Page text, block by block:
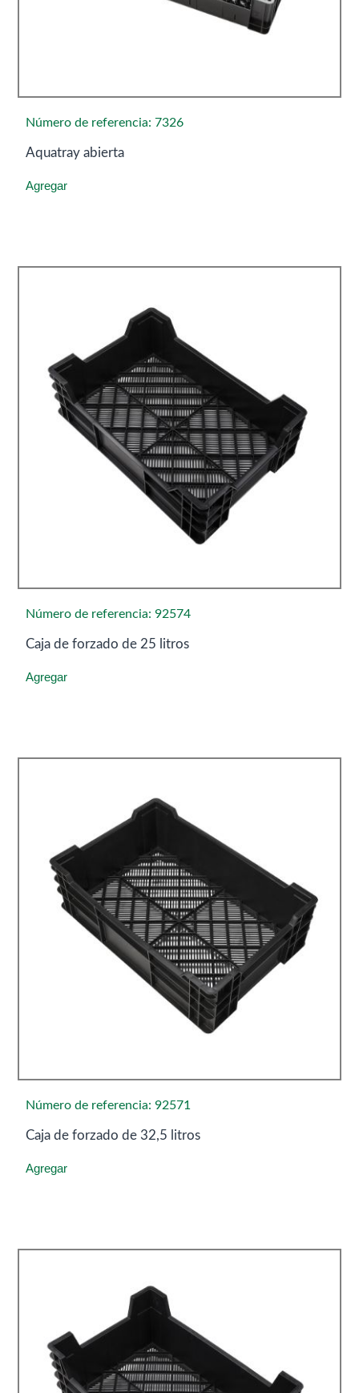
Número de referencia: 7326
Aquatray abierta
Agregar
Número de referencia: 92574
Caja de forzado de 25 litros
Agregar
Número de referencia: 92571
Caja de forzado de 32,5 litros
Agregar